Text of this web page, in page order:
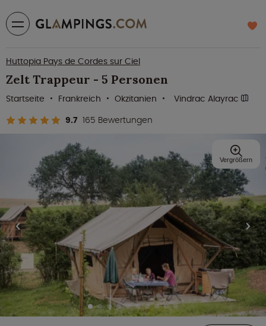
Huttopia Pays de Cordes sur Ciel
Zelt Trappeur - 5 Personen
9.7 165 Bewertungen
Startseite Frankreich Okzitanien Vindrac Alayrac
Vergrößern